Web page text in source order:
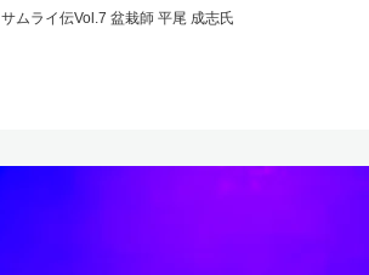
サムライ伝Vol.7 盆栽師 平尾 成志氏